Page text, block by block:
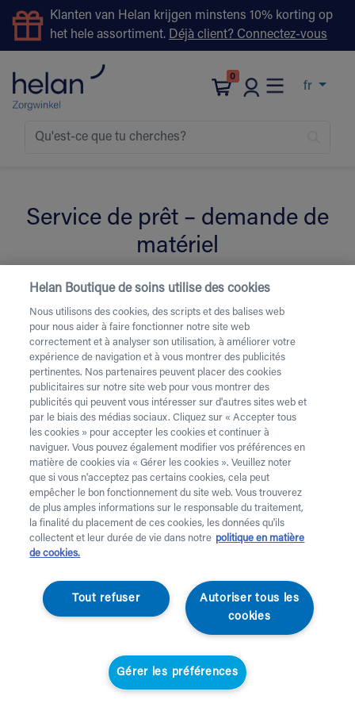
Klanten van Helan krijgen minstens 10% korting op
het hele assortiment. Déjà client? Connectez-vous
0
fr
Service de prêt – demande de
matériel
Remplissez le formulaire ci-dessous pour la location de
matériel de soins.Besoin d’une livraison urgente ou
d’une livraison le week-end? Contactez-nous par
téléphone au 02 218 22 22.
Vous avez besoin de béquilles? Celles-ci sont
uniquement disponibles à l’achat. Vous souhaitez faire
retirer du matériel de location ? C’est possibleici
Attention ! Vous louez pour au moins 1 mois et payes
des frais de service. Vérifiez les prixici. Une livraison
standard prend 2 jours ouvrables, une livraison urgente
est effectuée à domicile le jour ouvrable suivant.
Aucune livraison n’a lieu les jours fériés.
Prénom *
Helan Boutique de soins utilise des cookies
Nous utilisons des cookies, des scripts et des balises web
pour nous aider à faire fonctionner notre site web
correctement et à analyser son utilisation, à améliorer votre
expérience de navigation et à vous montrer des publicités
pertinentes. Nos partenaires peuvent placer des cookies
publicitaires sur notre site web pour vous montrer des
publicités qui peuvent vous intéresser sur d'autres sites web et
par le biais des médias sociaux. Cliquez sur « Accepter tous
les cookies » pour accepter les cookies et continuer à
naviguer. Vous pouvez également modifier vos préférences en
matière de cookies via « Gérer les cookies ». Veuillez noter
que si vous n'acceptez pas certains cookies, cela peut
empêcher le bon fonctionnement du site web. Vous trouverez
de plus amples informations sur le responsable du traitement,
la finalité du placement de ces cookies, les données qu'ils
collectent et leur durée de vie dans notre politique en matière
de cookies.
Autoriser tous les
cookies
Tout refuser
Gérer les préférences